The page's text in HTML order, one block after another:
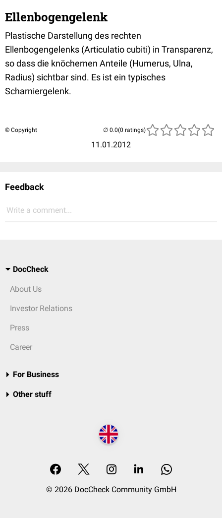
Ellenbogengelenk
Plastische Darstellung des rechten
Ellenbogengelenks (Articulatio cubiti) in Transparenz,
so dass die knöchernen Anteile (Humerus, Ulna,
Radius) sichtbar sind. Es ist ein typisches
Scharniergelenk.
© Copyright
11.01.2012
(0 ratings)
Feedback
Write a comment...
DocCheck
About Us
Investor Relations
Press
Career
For Business
Other stuff
© 2026 DocCheck Community GmbH